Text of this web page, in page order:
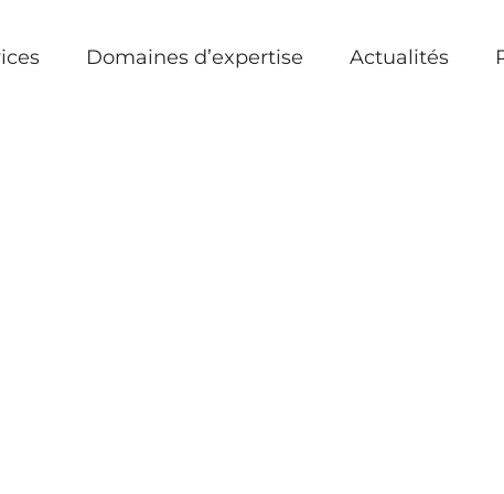
Domaines d’expertise Actualités